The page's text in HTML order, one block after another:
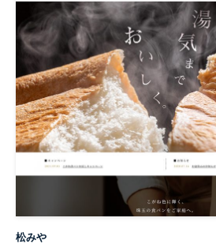
松みや